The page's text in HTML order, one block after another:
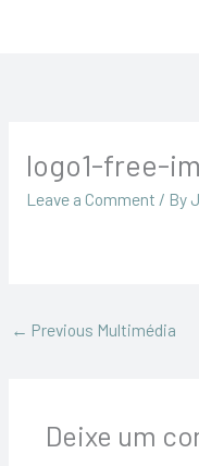
logo1-free-
Leave a Comment / By
← Previous Multimédia
Deixe um